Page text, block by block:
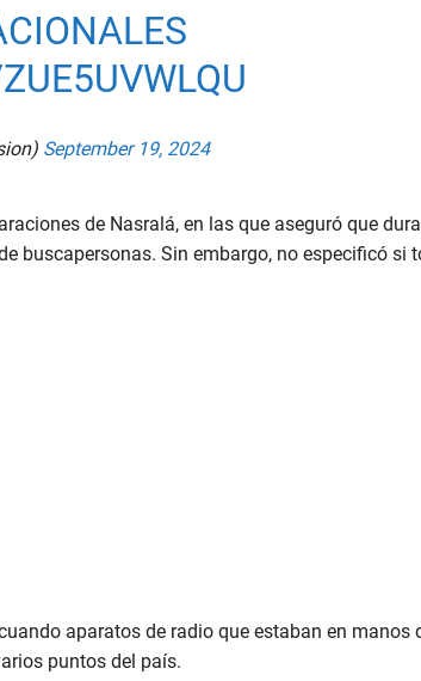
September 19, 2024
de Nasralá, en las que aseguró que
buscapersonas. Sin embargo, no especificó si
aparatos de radio que estaban en manos
puntos del país.